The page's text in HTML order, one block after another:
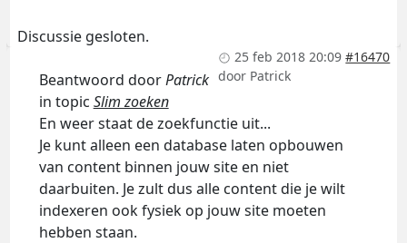
Discussie gesloten.
25 feb 2018 20:09 #16470
door Patrick
Beantwoord doorPatrick
in topic Slim zoeken
En weer staat de zoekfunctie uit...
Je kunt alleen een database laten opbouwen
van content binnen jouw site en niet
daarbuiten. Je zult dus alle content die je wilt
indexeren ook fysiek op jouw site moeten
hebben staan.